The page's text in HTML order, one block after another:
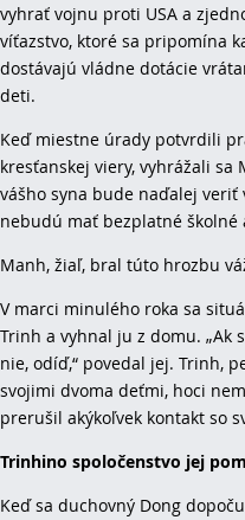
vyhrať vojnu proti USA a
víťazstvo, ktoré sa pripomína
dostávajú vládne dotácie
deti.
Keď miestne úrady potvrdili
kresťanskej viery, vyhrážali sa
vášho syna bude naďalej veriť
nebudú mať bezplatné školné
Manh, žiaľ, bral túto hrozbu
V marci minulého roka sa
Trinh a vyhnal ju z domu. „Ak
nie, odíď,“ povedal jej. Trinh,
svojimi dvoma deťmi, hoci
prerušil akýkoľvek kontakt so
Trinhino spoločenstvo jej
Keď sa duchovný Dong